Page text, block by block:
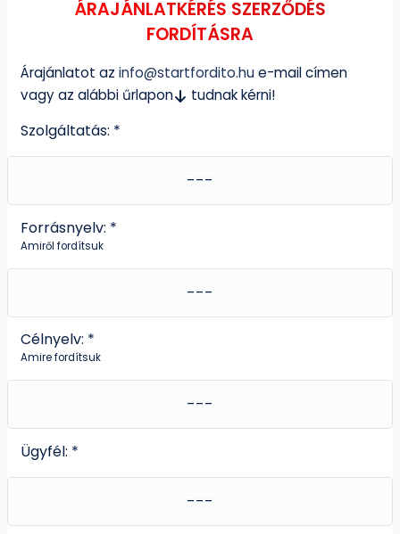
ÁRAJÁNLATKÉRÉS SZERZŐDÉS
FORDÍTÁSRA
Árajánlatot az info@startfordito.hue-mail címen
vagy az alábbi űrlapon
tudnak kérni!
Szolgáltatás: *
Forrásnyelv: *
Amiről fordítsuk
Célnyelv: *
Amire fordítsuk
Ügyfél: *